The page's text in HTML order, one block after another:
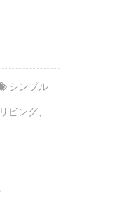
シンプル
リビング、